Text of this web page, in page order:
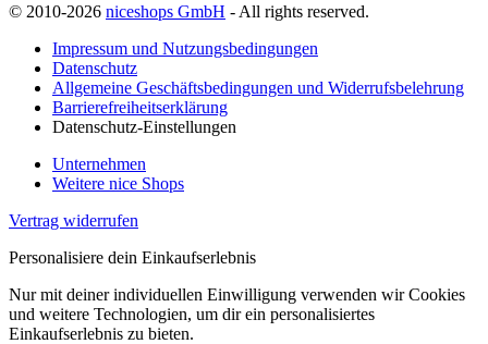
© 2010-2026 niceshops GmbH - All rights reserved.
Impressum und Nutzungsbedingungen
Datenschutz
Allgemeine Geschäftsbedingungen und Widerrufsbelehrung
Barrierefreiheitserklärung
Datenschutz-Einstellungen
Unternehmen
Weitere nice Shops
Vertrag widerrufen
Personalisiere dein Einkaufserlebnis
Nur mit deiner individuellen Einwilligung verwenden wir Cookies
und weitere Technologien, um dir ein personalisiertes
Einkaufserlebnis zu bieten.